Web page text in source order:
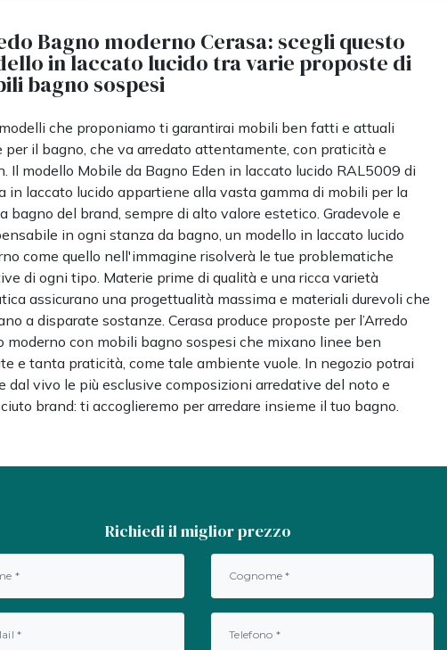
Bagno moderno Cerasa: scegli questo
in laccato lucido tra varie proposte di
bagno sospesi
che proponiamo ti garantirai mobili ben fatti e attuali
per il bagno, che va arredato attentamente, con praticità e
Il modello Mobile da Bagno Eden in laccato lucido RAL5009 di
in laccato lucido appartiene alla vasta gamma di mobili per la
bagno del brand, sempre di alto valore estetico. Gradevole e
in ogni stanza da bagno, un modello in laccato lucido
come quello nell'immagine risolverà le tue problematiche
di ogni tipo. Materie prime di qualità e una ricca varietà
assicurano una progettualità massima e materiali durevoli che
a disparate sostanze. Cerasa produce proposte per l’Arredo
moderno con mobili bagno sospesi che mixano linee ben
e tanta praticità, come tale ambiente vuole. In negozio potrai
dal vivo le più esclusive composizioni arredative del noto e
brand: ti accoglieremo per arredare insieme il tuo bagno.
Richiedi il miglior prezzo